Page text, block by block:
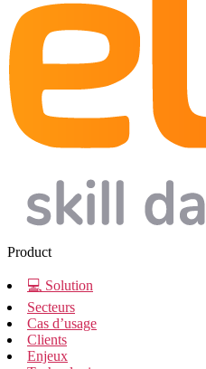
Product
💻 Solution
Secteurs
Cas d’usage
Clients
Enjeux